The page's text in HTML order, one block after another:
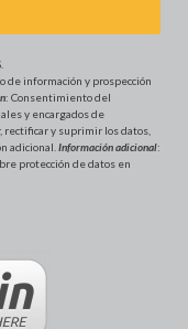
de información y prospección
: Consentimiento del
y encargados de
rectificar y suprimir los datos,
adicional. Información adicional:
protección de datos en